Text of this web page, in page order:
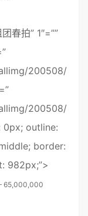
春拍” 1″=””
200508/
200508/
0px; outline:
border:
982px;”>
65,000,000